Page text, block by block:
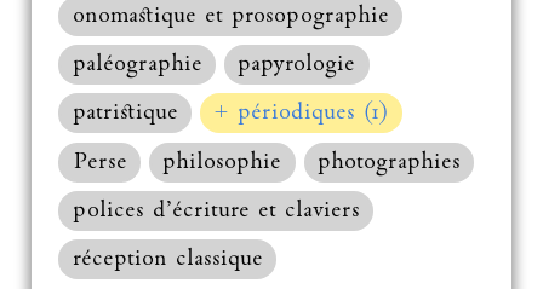
onomastique et prosopographie
paléographie
papyrologie
patristique
+ périodiques (1)
Perse
philosophie
photographies
polices d’écriture et claviers
réception classique